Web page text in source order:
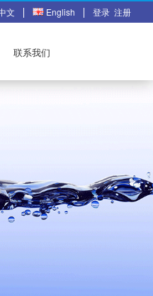
文 English 登录 注册
联系我们